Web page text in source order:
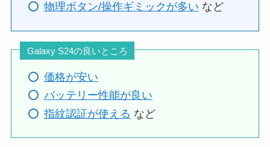
物理ボタン/操作ギミックが多い など
Galaxy S24の良いところ
価格が安い
バッテリー性能が良い
指紋認証が使える など